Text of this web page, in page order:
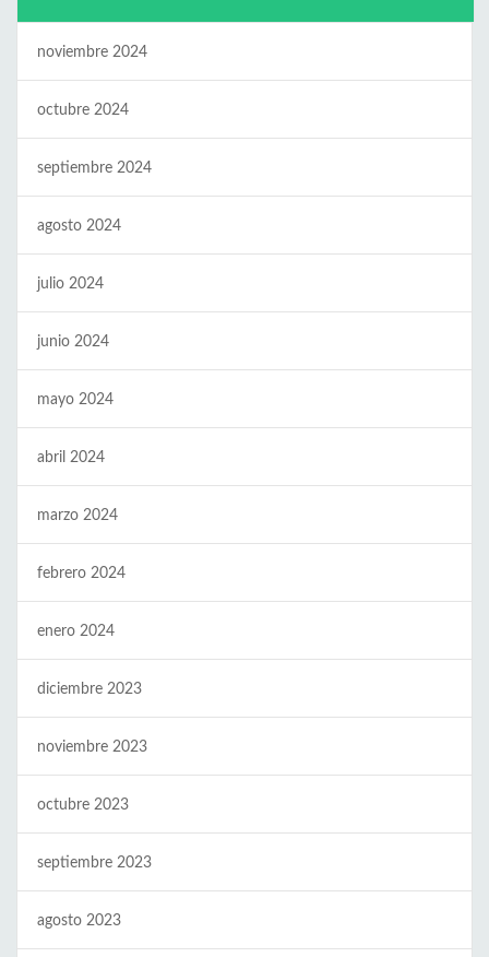
noviembre 2024
octubre 2024
septiembre 2024
agosto 2024
julio 2024
junio 2024
mayo 2024
abril 2024
marzo 2024
febrero 2024
enero 2024
diciembre 2023
noviembre 2023
octubre 2023
septiembre 2023
agosto 2023